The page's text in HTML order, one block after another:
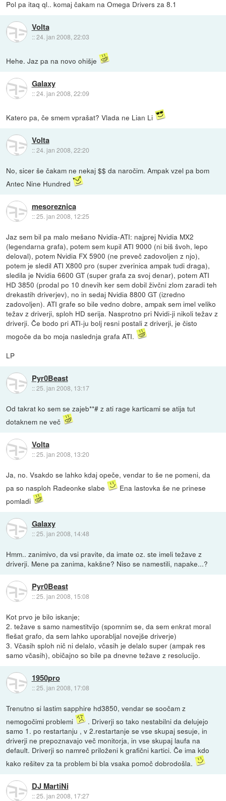
Pol pa itaq ql.. komaj čakam na Omega Drivers za 8.1
Volta
::24. jan 2008, 22:03
Hehe. Jaz pa na novo ohišje
Galaxy
::24. jan 2008, 22:09
Katero pa, če smem vprašat? Vlada ne Lian Li
Volta
::24. jan 2008, 22:20
No, sicer še čakam ne nekaj $$ da naročim. Ampak vzel pa bom
Antec Nine Hundred
mesoreznica
::25. jan 2008, 12:25
Jaz sem bil pa malo mešano Nvidia-ATI: najprej Nvidia MX2
(legendarna grafa), potem sem kupil ATI 9000 (ni biš švoh, lepo
deloval), potem Nvidia FX 5900 (ne preveč zadovoljen z njo),
potem je sledil ATI X800 pro (super zverinica ampak tudi draga),
sledila je Nvidia 6600 GT (super grafa za svoj denar), potem ATI
HD 3850 (prodal po 10 dnevih ker sem dobil živčni zlom zaradi teh
drekastih driverjev), no in sedaj Nvidia 8800 GT (izredno
zadovoljen). ATI grafe so bile vedno dobre, ampak sem imel veliko
težav z driverji, sploh HD serija. Nasprotno pri Nvidi-ji nikoli težav z
driverji. Če bodo pri ATI-ju bolj resni postali z driverji, je čisto
mogoče da bo moja naslednja grafa ATI.
LP
Pyr0Beast
::25. jan 2008, 13:17
Od takrat ko sem se zajeb**# z ati rage karticami se atija tut
dotaknem ne več
Volta
::25. jan 2008, 13:20
Ja, no. Vsakdo se lahko kdaj opeče, vendar to še ne pomeni, da
pa so nasploh Radeonke slabe
Ena lastovka še ne prinese
pomladi
Galaxy
::25. jan 2008, 14:48
Hmm.. zanimivo, da vsi pravite, da imate oz. ste imeli težave z
driverji. Mene pa zanima, kakšne? Niso se namestili, napake...?
Pyr0Beast
::25. jan 2008, 15:08
Kot prvo je bilo iskanje;
2. težave s samo namestitvijo (spomnim se, da sem enkrat moral
flešat grafo, da sem lahko uporabljal novejše driverje)
3. Včasih sploh nič ni delalo, včasih je delalo super (ampak res
samo včasih), običajno so bile pa dnevne težave z resolucijo.
1950pro
::25. jan 2008, 17:08
Trenutno si lastim sapphire hd3850, vendar se soočam z
nemogočimi problemi
. Driverji so tako nestabilni da delujejo
samo 1. po restartanju , v 2.restartanje se vse skupaj sesuje, in
driverji ne prepoznavajo več monitorja, in vse skupaj laufa na
default. Driverji so namreč priloženi k grafični kartici. Če ima kdo
kako rešitev za ta problem bi bla vsaka pomoč dobrodošla.
DJ MartiNi
::25. jan 2008, 17:27